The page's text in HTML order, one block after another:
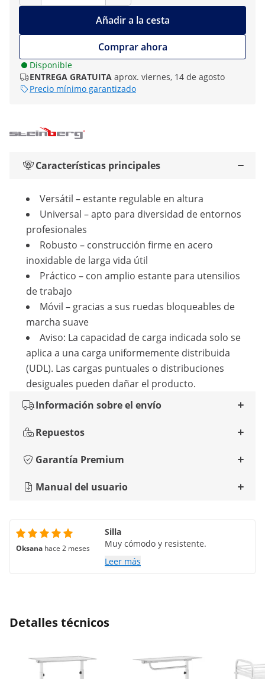
Añadir a la cesta
Comprar ahora
Disponible
ENTREGA GRATUITA aprox. viernes, 14 de agosto
Precio mínimo garantizado
Características principales
Versátil – estante regulable en altura
Universal – apto para diversidad de entornos
profesionales
Robusto – construcción firme en acero
inoxidable de larga vida útil
Práctico – con amplio estante para utensilios
de trabajo
Móvil – gracias a sus ruedas bloqueables de
marcha suave
Aviso: La capacidad de carga indicada solo se
aplica a una carga uniformemente distribuida
(UDL). Las cargas puntuales o distribuciones
desiguales pueden dañar el producto.
Información sobre el envío
Repuestos
Garantía Premium
Manual del usuario
Oksana hace 2 meses
Silla
Muy cómodo y resistente.
Leer más
Detalles técnicos